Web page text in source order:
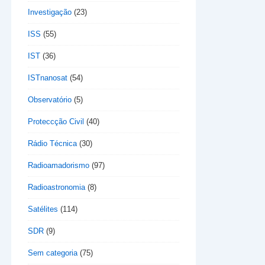
Investigação (23)
ISS (55)
IST (36)
ISTnanosat (54)
Observatório (5)
Proteccção Civil (40)
Rádio Técnica(30)
Radioamadorismo (97)
Radioastronomia(8)
Satélites (114)
SDR (9)
Sem categoria(75)